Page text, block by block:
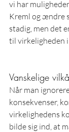
vi har
Kreml og ændre
stadig, men det
til virkeligheden
Vanskelige
Når man
konsekvenser,
virkelighedens
bilde sig ind, at